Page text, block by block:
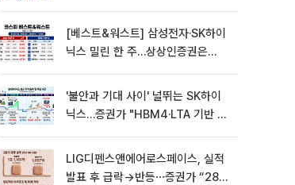
[베스트&워스트] 삼성전자·SK하이
닉스 밀린 한 주…상상인증권은
'불안과 기대 사이' 널뛰는 SK하이
닉스…증권가 "HBM4·LTA 기반 펀
LIG디펜스앤에어로스페이스, 실적
발표 후 급락→반등⋯증권가 “28년